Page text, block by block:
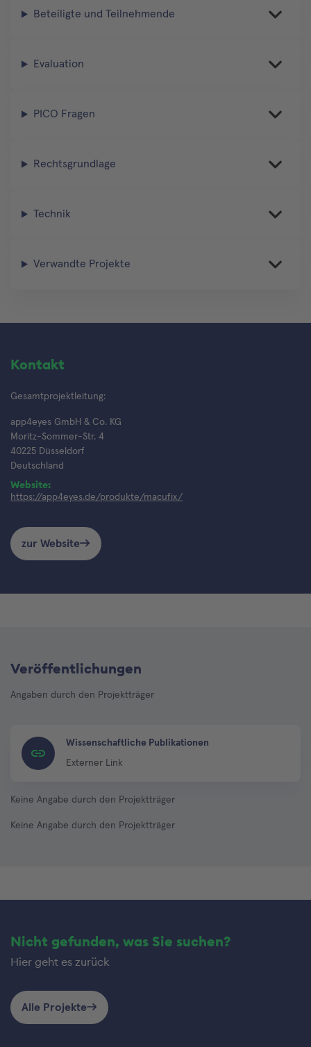
Beteiligte und Teilnehmende
Evaluation
PICO Fragen
Rechtsgrundlage
Technik
Verwandte Projekte
Kontakt
Gesamtprojektleitung:
app4eyes GmbH & Co. KG
Moritz-Sommer-Str. 4
40225 Düsseldorf
Deutschland
Website:
https://app4eyes.de/produkte/macufix/
zur Website
Veröffentlichungen
Angaben durch den Projektträger
Wissenschaftliche Publikationen
Externer Link
Keine Angabe durch den Projektträger
Keine Angabe durch den Projektträger
Nicht gefunden, was Sie suchen?
Hier geht es zurück
Alle Projekte